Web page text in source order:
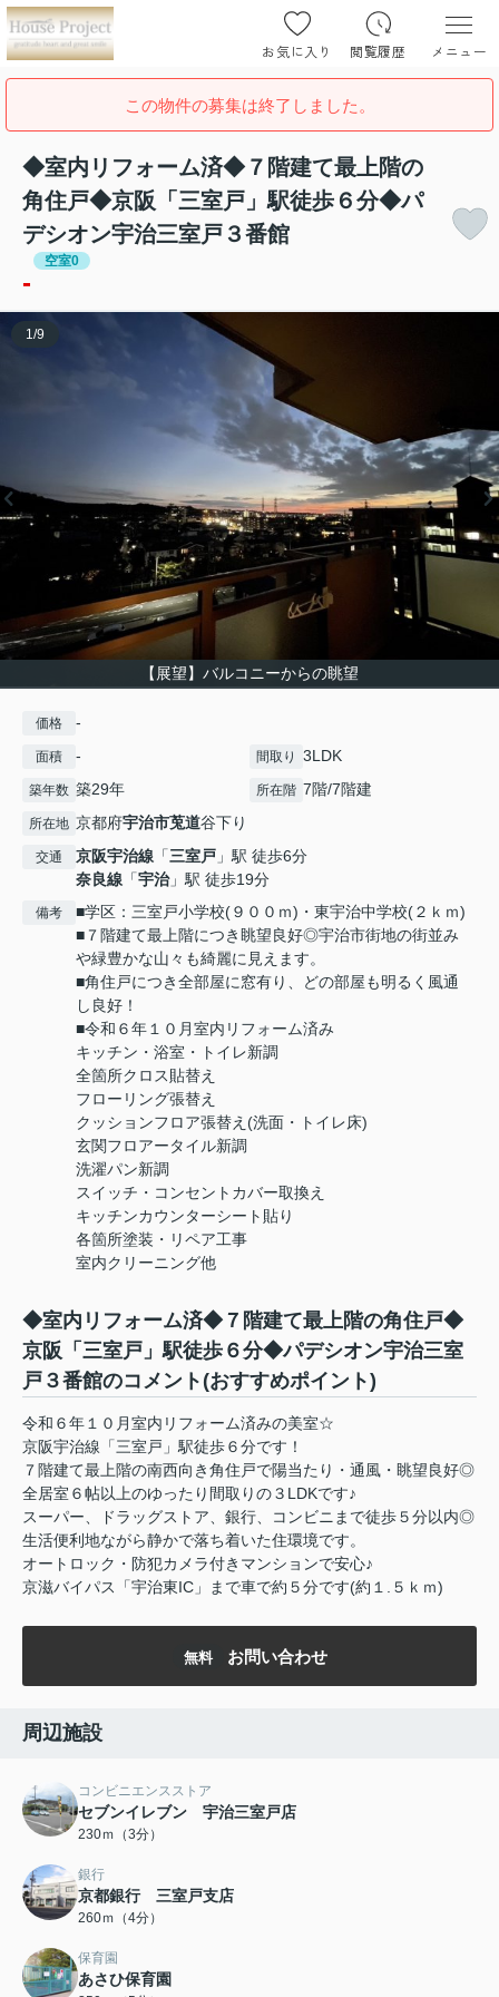
お気に入り 閲覧履歴 メニュー
この物件の募集は終了しました。
◆室内リフォーム済◆７階建て最上階の
角住戸◆京阪「三室戸」駅徒歩６分◆パ
デシオン宇治三室戸３番館
空室0
-
【展望】バルコニーからの眺望
1 /9
価格 -
面積 - 間取り 3LDK
築年数 築29年 所在階 7階/7階建
所在地 京都府宇治市莵道谷下り
交通 京阪宇治線 「三室戸 」駅 徒歩6分
奈良線 「宇治」駅 徒歩19分
備考
■学区：三室戸小学校(９００ｍ)・東宇治中学校(２ｋｍ)
■７階建て最上階につき眺望良好◎宇治市街地の街並み
や緑豊かな山々も綺麗に見えます。
■角住戸につき全部屋に窓有り、どの部屋も明るく風通
し良好！
■令和６年１０月室内リフォーム済み
キッチン・浴室・トイレ新調
全箇所クロス貼替え
フローリング張替え
クッションフロア張替え(洗面・トイレ床)
玄関フロアータイル新調
洗濯パン新調
スイッチ・コンセントカバー取換え
キッチンカウンターシート貼り
各箇所塗装・リペア工事
室内クリーニング他
◆室内リフォーム済◆７階建て最上階の角住戸◆
京阪「三室戸」駅徒歩６分◆パデシオン宇治三室
戸３番館のコメント(おすすめポイント)
令和６年１０月室内リフォーム済みの美室☆
京阪宇治線「三室戸」駅徒歩６分です！
７階建て最上階の南西向き角住戸で陽当たり・通風・眺望良好◎
全居室６帖以上のゆったり間取りの３LDKです♪
スーパー、ドラッグストア、銀行、コンビニまで徒歩５分以内◎
生活便利地ながら静かで落ち着いた住環境です。
オートロック・防犯カメラ付きマンションで安心♪
京滋バイパス「宇治東IC」まで車で約５分です(約１.５ｋｍ)
無料 お問い合わせ
周辺施設
コンビニエンスストア
セブンイレブン 宇治三室戸店
230ｍ（3分）
銀行
京都銀行 三室戸支店
260ｍ（4分）
保育園
あさひ保育園